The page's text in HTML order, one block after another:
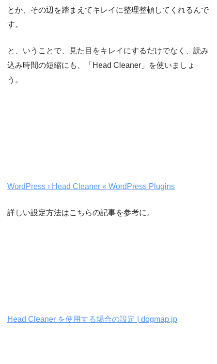
とか、その辺を踏まえてキレイに整理整頓してくれるんで
す。
と、いうことで、見た目をキレイにするだけでなく、読み
込み時間の短縮にも、「Head Cleaner」を使いましょ
う。
WordPress › Head Cleaner « WordPress Plugins
詳しい設定方法はこちらの記事を参考に。
Head Cleaner を使用する場合の設定 | dogmap.jp